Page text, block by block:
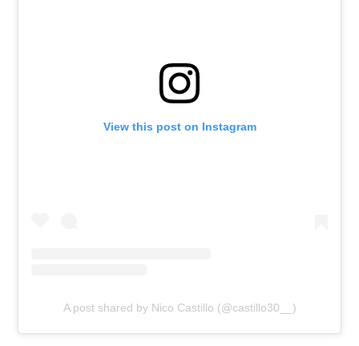
View this post on Instagram
A post shared by Nico Castillo (@castillo30__)